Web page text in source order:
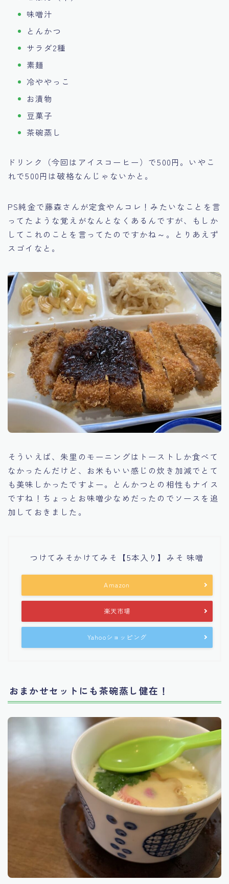
味噌汁
とんかつ
サラダ2種
素麺
冷ややっこ
お漬物
豆菓子
茶碗蒸し
ドリンク（今回はアイスコーヒー）で500円。いやこ
れで500円は破格なんじゃないかと。
PS純金で藤森さんが定食やんコレ！みたいなことを言
ってたような覚えがなんとなくあるんですが、もしか
してこれのことを言ってたのですかね～。とりあえず
スゴイなと。
そういえば、朱里のモーニングはトーストしか食べて
なかったんだけど、お米もいい感じの炊き加減でとて
も美味しかったですよー。とんかつとの相性もナイス
ですね！ちょっとお味噌少なめだったのでソースを追
加しておきました。
つけてみそかけてみそ【5本入り】みそ 味噌
Amazon
楽天市場
Yahooショッピング
おまかせセットにも茶碗蒸し健在！